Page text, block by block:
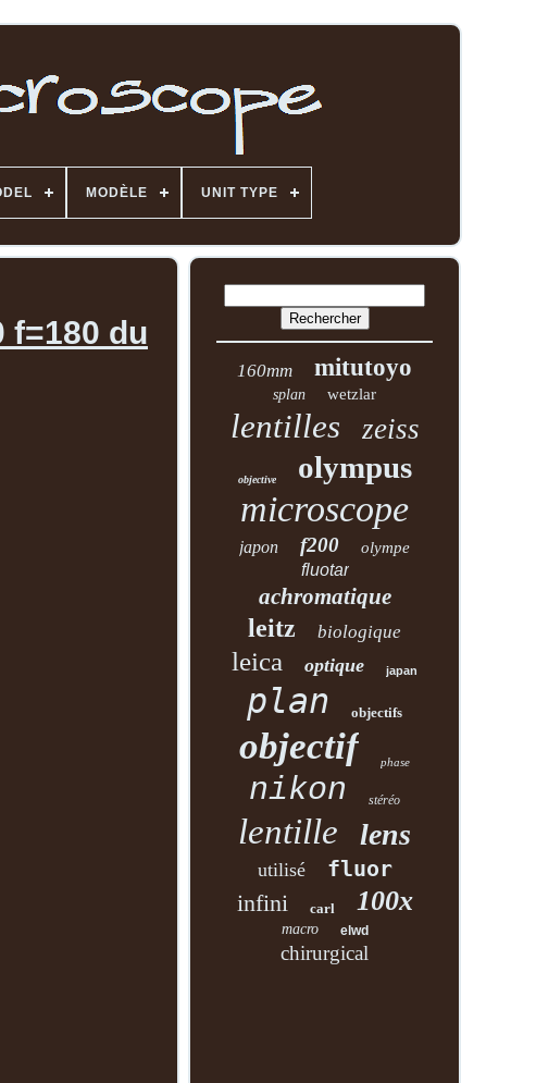
MODÈLE UNIT TYPE
f=180 du
160mm mitutoyo
splan wetzlar
lentilles zeiss
objective olympus
microscope
japon f200 olympe
fluotar
achromatique
leitz biologique
leica optique japan
plan objectifs
objectif phase
nikon stéréo
lentille lens
utilisé fluor
infini carl 100x
macro elwd
chirurgical